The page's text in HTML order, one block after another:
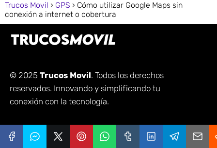
Trucos Movil GPS
Cómo utilizar Google Maps sin
conexión a internet o cobertura
© 2025 Trucos Movil. Todos los derechos
reservados. Innovando y simplificando tu
conexión con la tecnología.